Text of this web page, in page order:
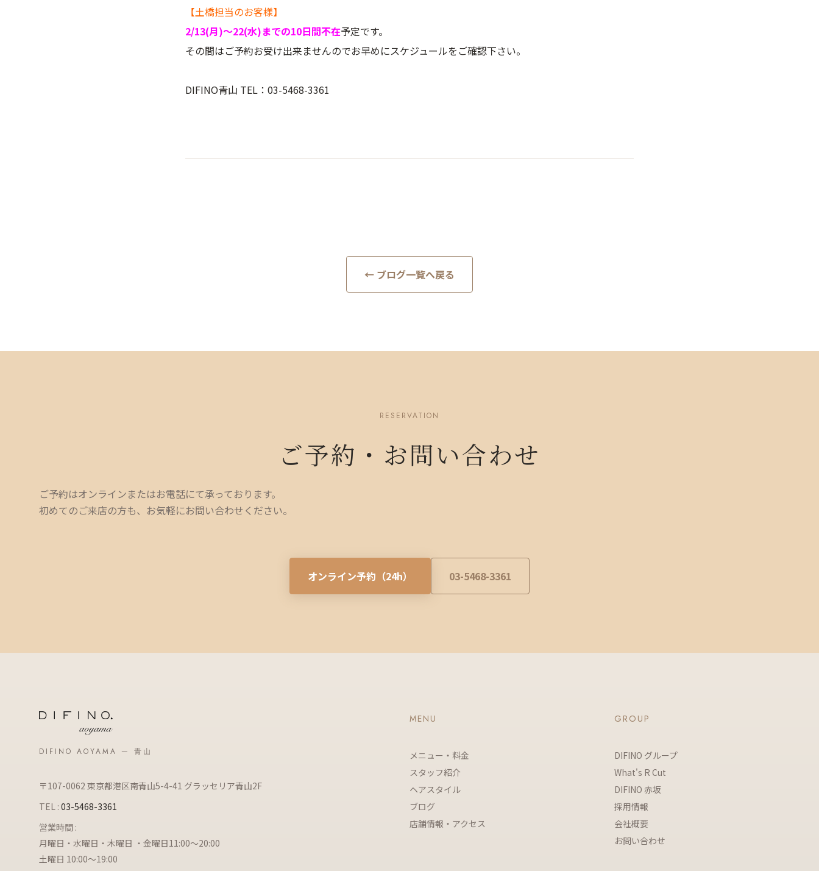
【土橋担当のお客様】
2/13(月)～22(水)までの10日間不在予定です。
その間はご予約お受け出来ませんのでお早めにスケジュールをご確認下さい。
DIFINO青山 TEL：03-5468-3361
← ブログ一覧へ戻る
RESERVATION
ご予約・お問い合わせ
ご予約はオンラインまたはお電話にて承っております。
初めてのご来店の方も、お気軽にお問い合わせください。
オンライン予約（24h） 03-5468-3361
DIFINO AOYAMA — 青山
〒107-0062 東京都港区南青山5-4-41 グラッセリア青山2F
TEL : 03-5468-3361
営業時間 :
月曜日・水曜日・木曜日 ・金曜日11:00～20:00
土曜日 10:00～19:00
MENU
メニュー・料金
スタッフ紹介
ヘアスタイル
ブログ
店舗情報・アクセス
GROUP
DIFINO グループ
What's R Cut
DIFINO 赤坂
採用情報
会社概要
お問い合わせ